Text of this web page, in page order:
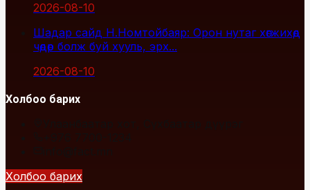
2026-08-10
Шадар сайд Н.Номтойбаяр: Орон нутаг хөгжихөд
чөдөр болж буй хууль, эрх...
2026-08-10
Холбоо барих
Холбоо барих